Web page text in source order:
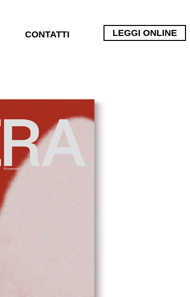
CONTATTI LEGGI ONLINE